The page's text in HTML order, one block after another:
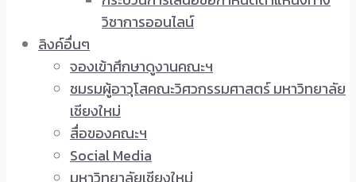
วิชาการออนไลน์
ลิงค์อื่นๆ
จองเข้าศึกษาดูงานคณะฯ
ชมรมผู้อาวุโสคณะวิศวกรรมศาสตร์ มหาวิทยาลัย
เชียงใหม่
สื่อของคณะฯ
Social Media
มหาวิทยาลัยเชียงใหม่